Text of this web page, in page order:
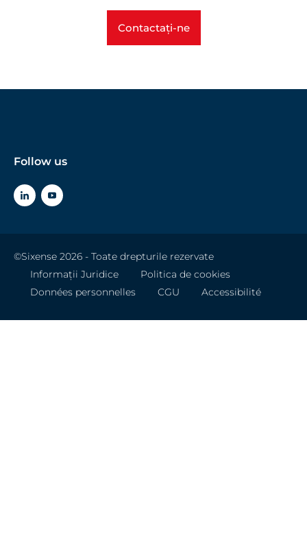
Contactați-ne
Follow us
©Sixense 2026 - Toate drepturile rezervate
Informații Juridice
Politica de cookies
Données personnelles
CGU Accessibilité